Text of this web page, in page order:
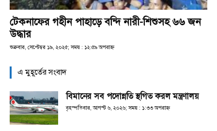
টেকনাফের গহীন পাহাড়ে বন্দি নারী-শিশুসহ ৬৬ জন
উদ্ধার
শুক্রবার, সেপ্টেম্বর ১৯, ২০২৫; সময় : ১২:৫৯ অপরাহ্ণ
এ মুহূর্তের সংবাদ
বিমানের সব পদোন্নতি স্থগিত করল মন্ত্রণালয়
বৃহস্পতিবার, আগস্ট ৬, ২০২৬; সময় : ১:৩৩ অপরাহ্ণ